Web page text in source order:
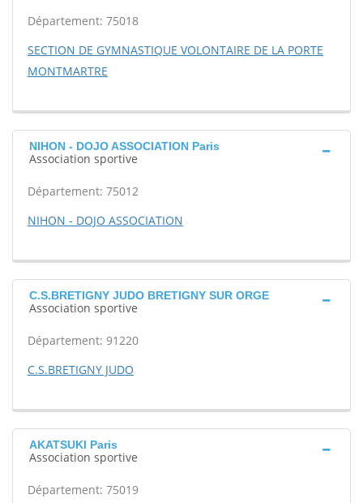
Département: 75018
SECTION DE GYMNASTIQUE VOLONTAIRE DE LA PORTE
MONTMARTRE
NIHON - DOJO ASSOCIATION Paris
Association sportive
Département: 75012
NIHON - DOJO ASSOCIATION
C.S.BRETIGNY JUDO BRETIGNY SUR ORGE
Association sportive
Département: 91220
C.S.BRETIGNY JUDO
AKATSUKI Paris
Association sportive
Département: 75019